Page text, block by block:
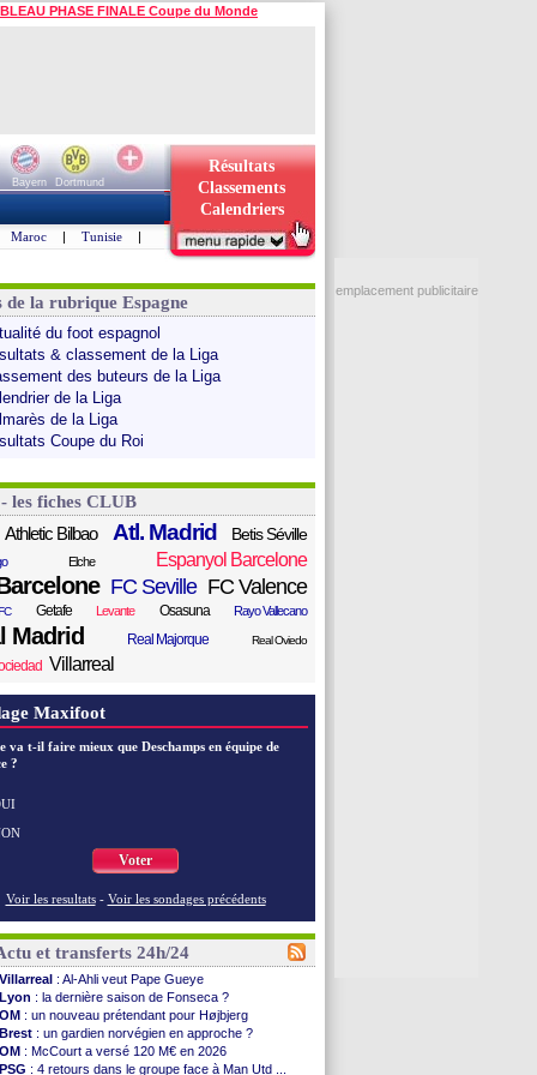
PHASE FINALE Coupe du Monde
Bayern
Dortmund
Résultats
Classements
Calendriers
Maroc | Tunisie |
de la rubrique Espagne
du foot espagnol
& classement de la Liga
des buteurs de la Liga
de la Liga
de la Liga
Coupe du Roi
les fiches CLUB
Athletic Bilbao Atl. Madrid Betis Séville
Elche Espanyol Barcelone
FC Seville FC Valence
Getafe Levante Osasuna Rayo Vallecano
Madrid Real Majorque Real Oviedo
Villarreal
Maxifoot
va t-il faire mieux que Deschamps en équipe de
?
Voter
Voir les resultats - Voir les sondages précédents
et transferts 24h/24
Villarreal : Al-Ahli veut Pape Gueye
Lyon : la dernière saison de Fonseca ?
OM : un nouveau prétendant pour Højbjerg
Brest : un gardien norvégien en approche ?
OM : McCourt a versé 120 M€ en 2026
PSG : 4 retours dans le groupe face à Man Utd ...
emplacement publicitaire